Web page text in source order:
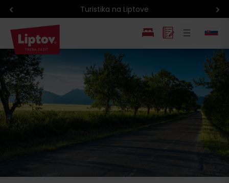
Turistika na Liptove
EN
PL